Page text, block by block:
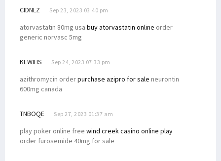
CIDNLZ Sep 23, 2023 03:40 pm
atorvastatin 80mg usa buy atorvastatin online order
generic norvasc 5mg
KEWIHS Sep 24, 2023 07:33 pm
azithromycin orderpurchase azipro for sale neurontin
600mg canada
TNBOQE Sep 27, 2023 01:37 am
play poker online free wind creek casino online play
order furosemide 40mg for sale